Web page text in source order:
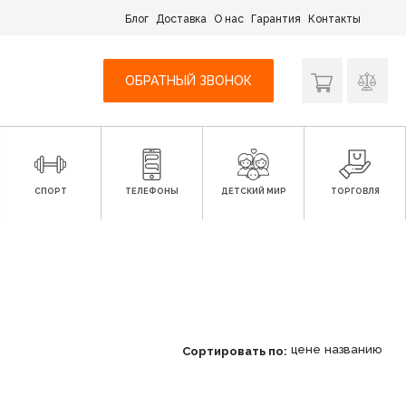
Блог Доставка О нас Гарантия Контакты
ОБРАТНЫЙ ЗВОНОК
СПОРТ ТЕЛЕФОНЫ ДЕТСКИЙ МИР ТОРГОВЛЯ
Сортировать по: цене названию